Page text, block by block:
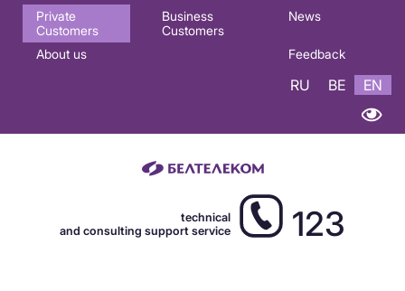
Основная
навигация
Private
Customers
Business
Customers
News
About us Feedback
RU BE EN
technical
and consulting support service
123